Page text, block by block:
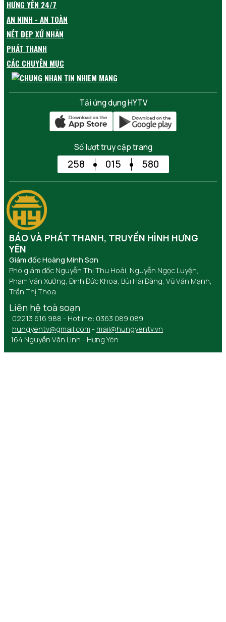
HƯNG YÊN 24/7
AN NINH - AN TOÀN
NÉT ĐẸP XỨ NHÃN
PHÁT THANH
CÁC CHUYÊN MỤC
Tải ứng dụng HYTV
Số lượt truy cập trang
258 015 580
BÁO VÀ PHÁT THANH, TRUYỀN HÌNH HƯNG
YÊN
Giám đốc Hoàng Minh Sơn
Phó giám đốc Nguyễn Thị Thu Hoài, Nguyễn Ngọc Luyện,
Phạm Văn Xướng, Đinh Đức Khoa, Bùi Hải Đăng, Vũ Văn Mạnh,
Trần Thị Thoa
Liên hệ toà soạn
02213 616 988 - Hotline: 0363 089 089
hungyentv@gmail.com - mail@hungyentv.vn
164 Nguyễn Văn Linh - Hưng Yên